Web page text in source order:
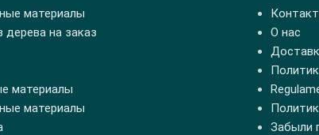
материалы
дерева на заказ
материалы
материалы
О нас
Забыли